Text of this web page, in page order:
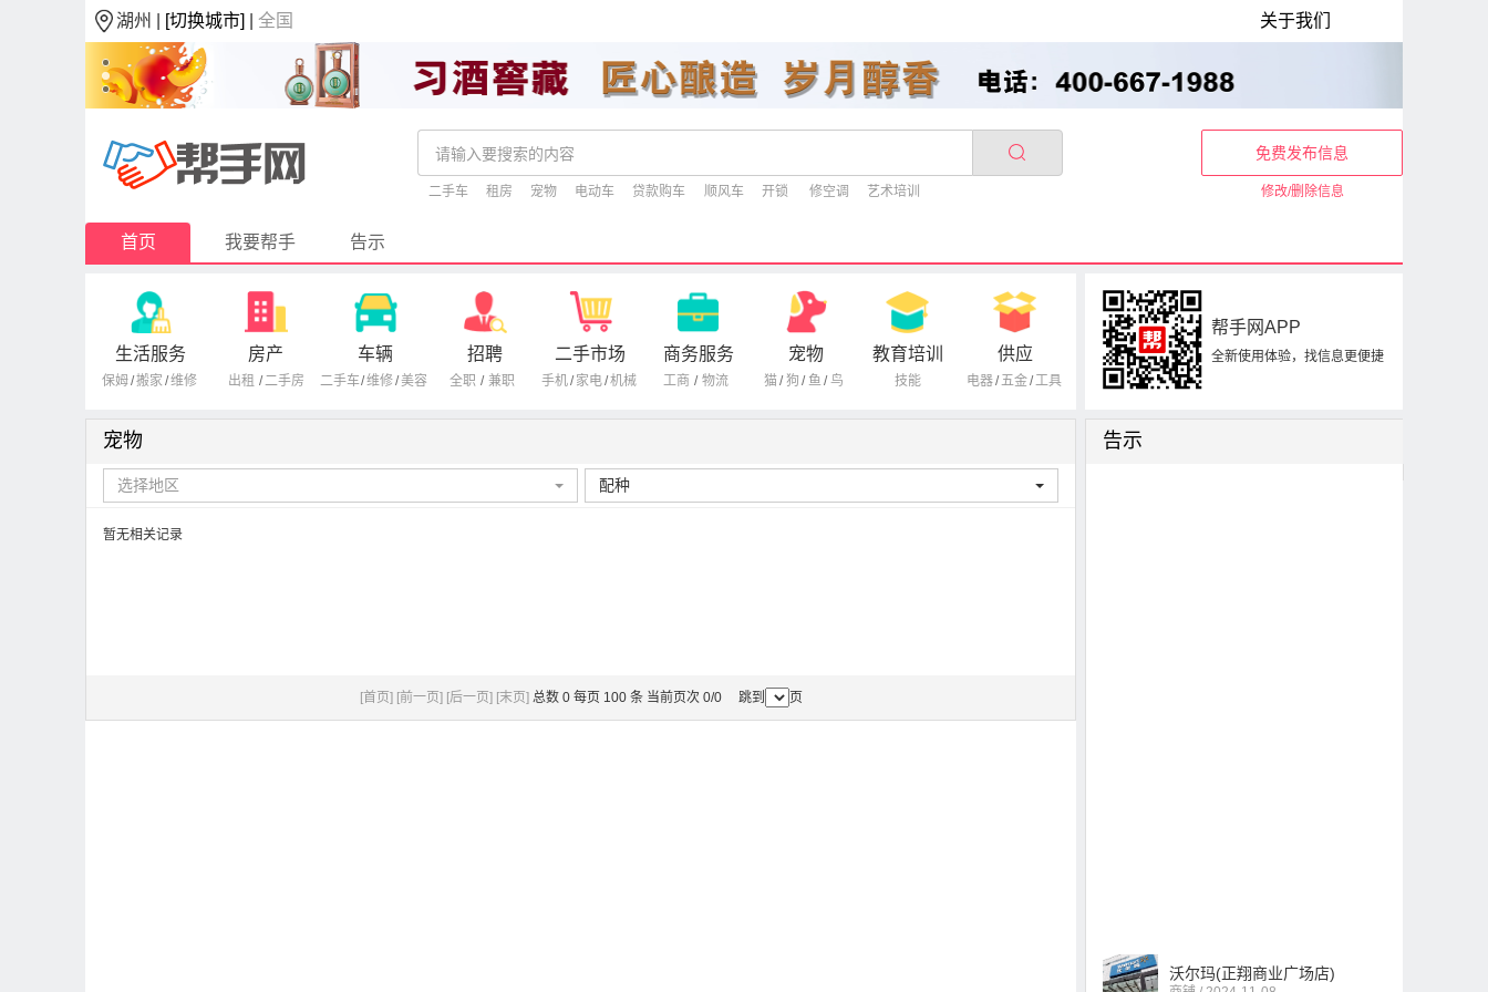
湖州 | [切换城市] |全国 关于我们
二手车 租房 宠物 电动车 贷款购车 顺风车 开锁 修空调 艺术培训
免费发布信息
修改/删除信息
首页 我要帮手 告示
生活服务
保姆/搬家 /维修
房产
出租 /二手房
车辆
二手车/维修/美容
招聘
全职 / 兼职
二手市场
手机/ 家电/机械
商务服务
工商 / 物流
宠物
猫/ 狗 / 鱼 / 鸟
教育培训
技能
供应
电器/五金/工具
帮手网APP
全新使用体验，找信息更便捷
宠物
选择地区 配种
暂无相关记录
[首页] [前一页] [后一页] [末页] 总数 0 每页 100 条 当前页次 0/0 跳到 页
告示
沃尔玛(正翔商业广场店)
商铺 / 2024-11-08